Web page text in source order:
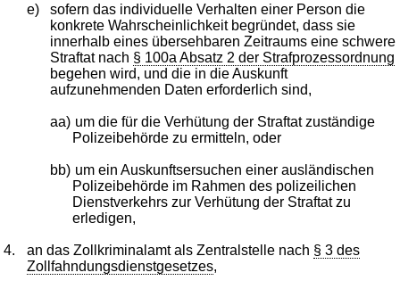
e)
sofern das individuelle Verhalten einer Person die
konkrete Wahrscheinlichkeit begründet, dass sie
innerhalb eines übersehbaren Zeitraums eine schwere
Straftat nach § 100a Absatz 2 der Strafprozessordnung
begehen wird, und die in die Auskunft
aufzunehmenden Daten erforderlich sind,
aa) um die für die Verhütung der Straftat zuständige
Polizeibehörde zu ermitteln, oder
bb) um ein Auskunftsersuchen einer ausländischen
Polizeibehörde im Rahmen des polizeilichen
Dienstverkehrs zur Verhütung der Straftat zu
erledigen,
4. an das Zollkriminalamt als Zentralstelle nach § 3 des
Zollfahndungsdienstgesetzes,